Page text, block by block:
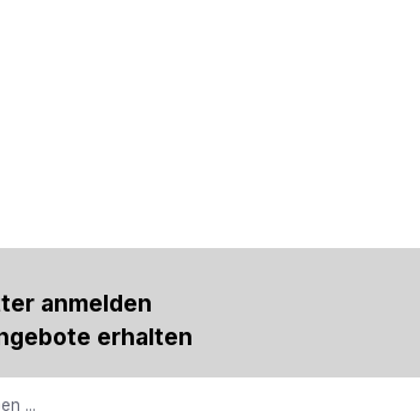
anmelden
erhalten